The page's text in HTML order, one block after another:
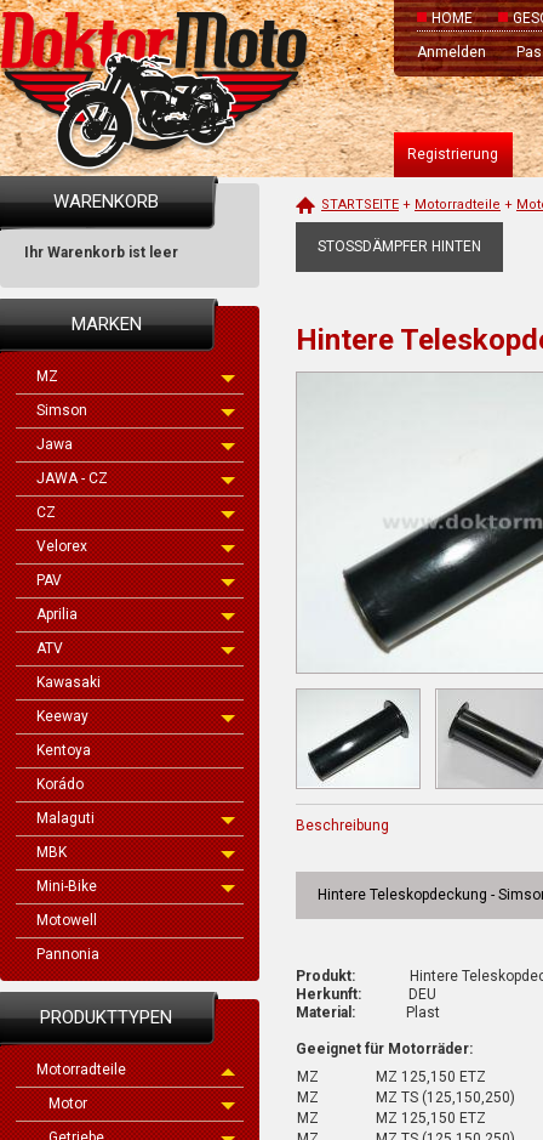
HOME
Anmelden
Registrierung
WARENKORB
Ihr Warenkorb ist leer
MARKEN
MZ
Simson
Jawa
JAWA - CZ
CZ
Velorex
PAV
Aprilia
ATV
Kawasaki
Keeway
Kentoya
Korádo
Malaguti
MBK
Mini-Bike
Motowell
Pannonia
PRODUKTTYPEN
Motorradteile
Motor
STARTSEITE + Motorradteile +
STOSSDÄMPFER HINTEN
Hintere
Beschreibung
Hintere Teleskopdeckung -
Produkt: Hintere
Herkunft: DEU
Material: Plast
Geeignet für Motorräder:
MZ
MZ 125,150 ETZ
MZ
MZ TS (125,150,250)
MZ
MZ 125,150 ETZ